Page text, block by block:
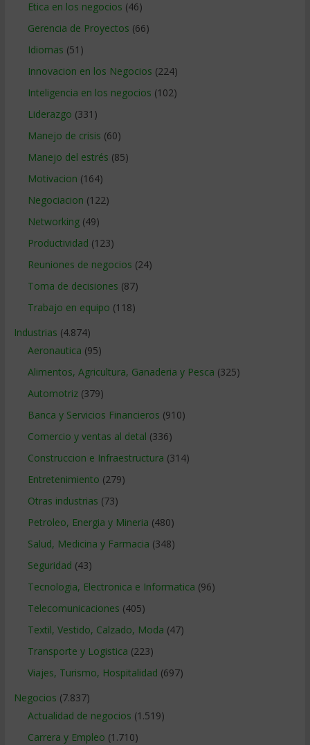
Etica en los negocios (46)
Gerencia de Proyectos (66)
Idiomas (51)
Innovacion en los Negocios (224)
Inteligencia en los negocios (102)
Liderazgo (331)
Manejo de crisis (60)
Manejo del estrés (85)
Motivacion (164)
Negociacion (122)
Networking(49)
Productividad (123)
Reuniones de negocios (24)
Toma de decisiones (87)
Trabajo en equipo (118)
Industrias (4.874)
Aeronautica (95)
Alimentos, Agricultura, Ganaderia y Pesca (325)
Automotriz(379)
Banca y Servicios Financieros (910)
Comercio y ventas al detal (336)
Construccion e Infraestructura (314)
Entretenimiento (279)
Otras industrias (73)
Petroleo, Energia y Mineria (480)
Salud, Medicina y Farmacia (348)
Seguridad (43)
Tecnologia, Electronica e Informatica (96)
Telecomunicaciones (405)
Textil, Vestido, Calzado, Moda (47)
Transporte y Logistica (223)
Viajes, Turismo, Hospitalidad (697)
Negocios (7.837)
Actualidad de negocios (1.519)
Carrera y Empleo (1.710)